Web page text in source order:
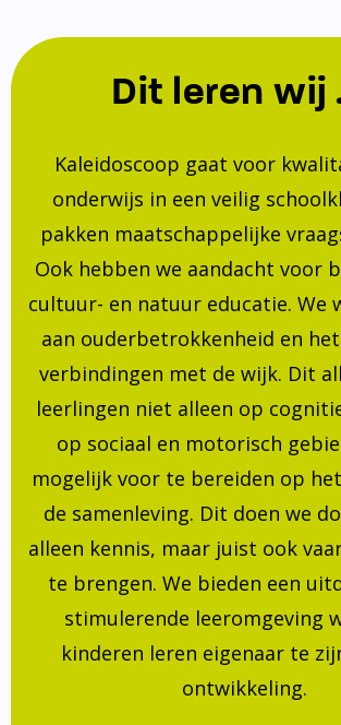
Dit leren wij
Kaleidoscoop gaat voor
onderwijs in een veilig
pakken maatschappelijke
Ook hebben we aandacht voor
cultuur- en natuur educatie. We
aan ouderbetrokkenheid en
verbindingen met de wijk. Dit
leerlingen niet alleen op
op sociaal en motorisch
mogelijk voor te bereiden op
de samenleving. Dit doen we
alleen kennis, maar juist ook
te brengen. We bieden een
stimulerende leeromgeving
kinderen leren eigenaar te
ontwikkeling.